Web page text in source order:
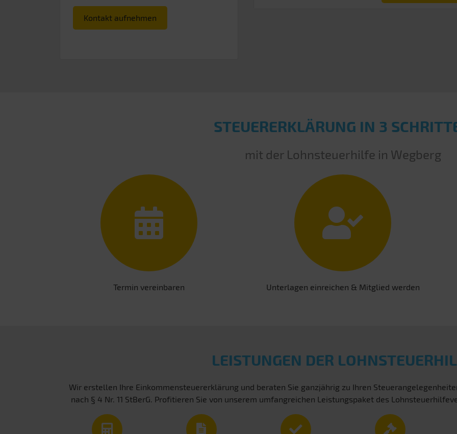
Kontakt aufnehmen
STEUERERKLÄRUNG IN 3
mit der Lohnsteuerhilfe in Wegberg
Termin vereinbaren Unterlagen einreichen & Mitglied werden
LEISTUNGEN DER
Wir erstellen Ihre Einkommensteuererklärung und beraten Sie ganzjährig zu Ihren
nach § 4 Nr. 11 StBerG. Profitieren Sie von unserem umfangreichen Leistungspaket des